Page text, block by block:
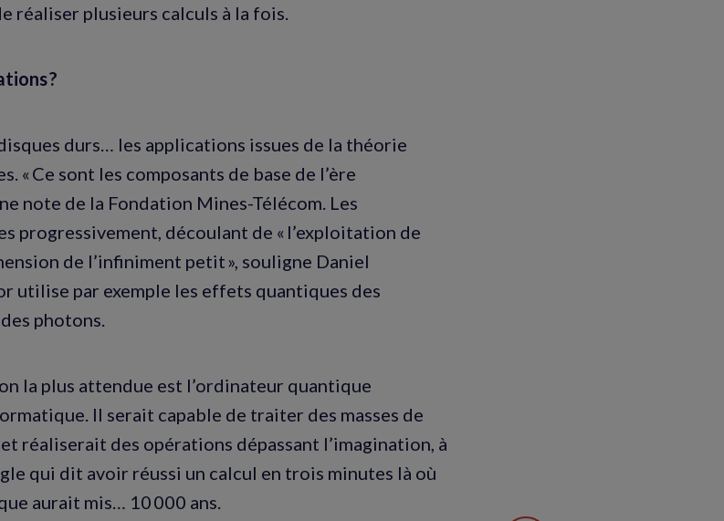
réaliser plusieurs calculs à la fois.
?
durs… les applications issues de la théorie
« Ce sont les composants de base de l’ère
note de la Fondation Mines-Télécom. Les
progressivement, découlant de « l’exploitation de
de l’infiniment petit », souligne Daniel
utilise par exemple les effets quantiques des
photons.
la plus attendue est l’ordinateur quantique
Il serait capable de traiter des masses de
réaliserait des opérations dépassant l’imagination, à
qui dit avoir réussi un calcul en trois minutes là où
aurait mis… 10 000 ans.